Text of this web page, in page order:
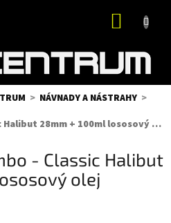
NÁVNADY A NÁSTRAHY
Pelety 2,5kg combo - Classic Halibut 28mm + 100ml lososový olej
- Classic Halibut
olej